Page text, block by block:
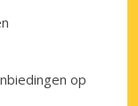
op